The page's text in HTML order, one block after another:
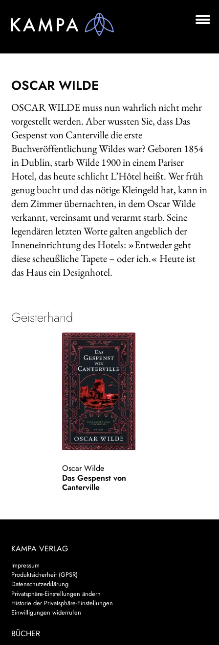
Zur
Navigation
Zum
Inhalt
LESUNGEN
VERLAG
AKTUELLES
HANDEL
LIZENZEN | FOREIGN RIGHTS
NEWSLETTER
WEITERE VERLAGE
Search:
OSCAR WILDE
OSCAR WILDE muss nun wahrlich nicht mehr
vorgestellt werden. Aber wussten Sie, dass Das
Gespenst von Canterville die erste
Buchveröffentlichung Wildes war? Geboren 1854
in Dublin, starb Wilde 1900 in einem Pariser
Hotel, das heute schlicht L’Hôtel heißt. Wer früh
genug bucht und das nötige Kleingeld hat, kann in
dem Zimmer übernachten, in dem Oscar Wilde
verkannt, vereinsamt und verarmt starb. Seine
legendären letzten Worte galten angeblich der
Inneneinrichtung des Hotels: »Entweder geht
diese scheußliche Tapete – oder ich.« Heute ist
das Haus ein Designhotel.
Geisterhand
Oscar Wilde
Das Gespenst von
Canterville
KAMPA VERLAG
Impressum
Produktsicherheit (GPSR)
Datenschutzerklärung
Privatsphäre-Einstellungen ändern
Historie der Privatsphäre-Einstellungen
Einwilligungen widerrufen
BÜCHER